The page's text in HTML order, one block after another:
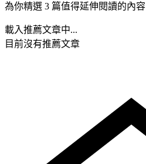
為你精選 3 篇值得延伸閱讀的內容
載入推薦文章中...
目前沒有推薦文章